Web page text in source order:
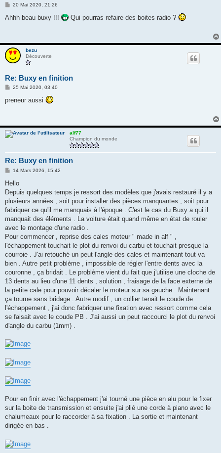
M
s
20 Mai 2020, 21:26
Ahhh beau buxy !!! Qui pourras refaire des boites radio ?
bezu
Découverte
Re: Buxy en finition
M
s
25 Mai 2020, 03:40
preneur aussi
alf77
Champion du monde
Re: Buxy en finition
M
s
a
g
14 Mars 2026, 15:42
Hello
Depuis quelques temps je ressort des modèles que j'avais restauré il y a
plusieurs années , soit pour installer des pièces manquantes , soit pour
fabriquer ce qu'il me manquais à l'époque . C'est le cas du Buxy a qui il
manquait des éléments . La voiture était quand même en état de rouler
avec le montage d'une radio .
Pour commencer , reprise des cales moteur " made in alf " ,
l'échappement touchait le plot du renvoi du carbu et touchait presque la
courroie . J'ai retouché un peut l'angle des cales et maintenant tout va
bien . Autre petit problème , impossible de régler l'entre dents avec la
couronne , ça bridait . Le problème vient du fait que j'utilise une cloche de
13 dents au lieu d'une 11 dents , solution , fraisage de la face externe de
la petite cale pour pouvoir décaler le moteur sur sa gauche . Maintenant
ça tourne sans bridage . Autre modif , un collier tenait le coude de
l'échappement , j'ai donc fabriquer une fixation avec ressort comme cela
se faisait avec le coude PB . J'ai aussi un peut raccourci le plot du renvoi
d'angle du carbu (1mm) .
Pour en finir avec l'échappement j'ai tourné une pièce en alu pour le fixer
sur la boite de transmission et ensuite j'ai plié une corde à piano avec le
chalumeaux pour le raccorder à sa fixation . La sortie et maintenant
dirigée en bas .